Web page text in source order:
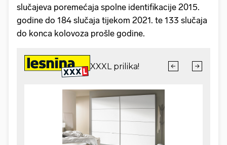
slučajeva poremećaja spolne identifikacije 2015.
godine do 184 slučaja tijekom 2021. te 133 slučaja
do konca kolovoza prošle godine.